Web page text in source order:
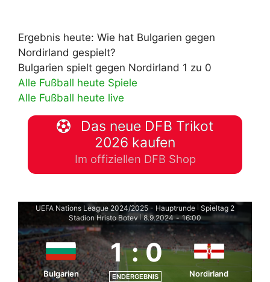
Ergebnis heute: Wie hat Bulgarien gegen
Nordirland gespielt?
Bulgarien spielt gegen Nordirland 1 zu 0
Alle Fußball heute Spiele
Alle Fußball heute live
Das neue DFB Trikot
2026 kaufen
Im offiziellen DFB Shop
UEFA Nations League 2024/2025 - Hauptrunde Spieltag 2
Stadion Hristo Botev 8.9.2024 - 16:00
Bulgarien
1 :0
ENDERGEBNIS Nordirland